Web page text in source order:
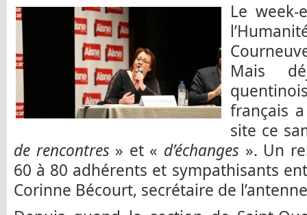
Le
Mais
français
site ce
de rencontres » et « d’échanges ». Un
60 à 80 adhérents et sympathisants
Corinne Bécourt, secrétaire de